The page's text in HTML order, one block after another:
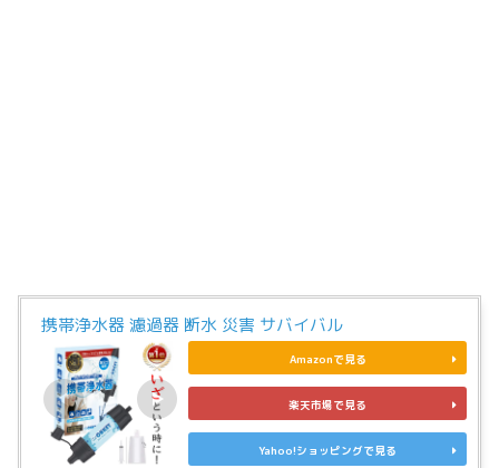
携帯浄水器 濾過器 断水 災害 サバイバル
Amazonで見る
楽天市場で見る
Yahoo!ショッピングで見る